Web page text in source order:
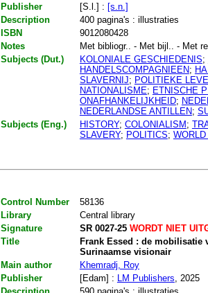
Publisher
[S.l.] : [s.n.]
Description
400 pagina's : illustraties
ISBN
9012080428
Notes
Met bibliogr.. - Met bijl.. - Met
Subjects (Dut.)
KOLONIALE GESCHIEDENIS;
HANDELSCOMPAGNIEEN;
SLAVERNIJ; POLITIEKE
NATIONALISME; ETNISCHE
ONAFHANKELIJKHEID;
NEDERLANDSE ANTILLEN;
Subjects (Eng.)
HISTORY; COLONIALISM;
SLAVERY; POLITICS;
Control Number
58136
Library
Central library
Signature
SR 0027-25WORDT NIET
Title
Frank Essed : de mobilisatie
Surinaamse visionair
Main author
Khemradj, Roy
Publisher
[Edam] : LM Publishers, 2025